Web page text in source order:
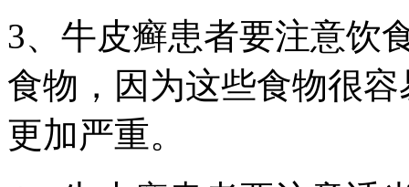
3、牛皮癣患者要注意饮
食物，因为这些食物很
更加严重。